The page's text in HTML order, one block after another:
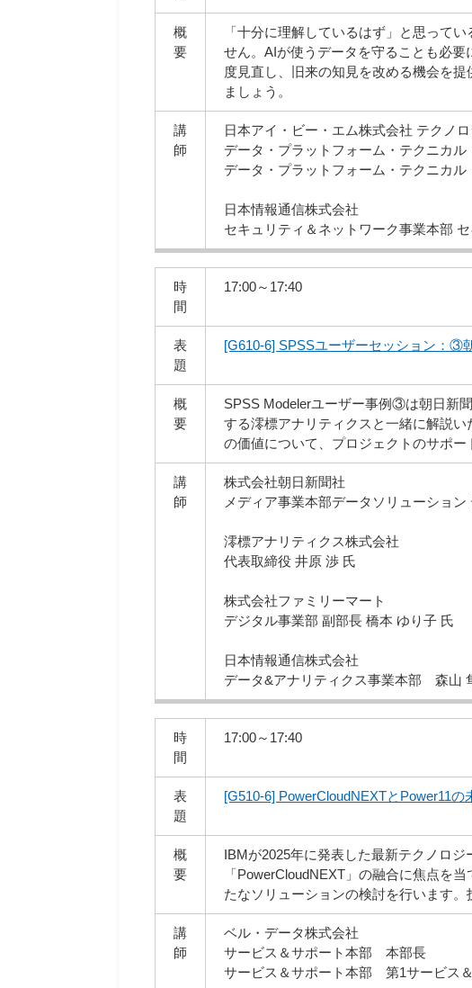
概
要
「十分に理解しているはず」と思って
せん。AIが使うデータを守ることも必
度見直し、旧来の知見を改める機会を
ましょう。
講
師
日本アイ・ビー・エム株式会社 テクノ
データ・プラットフォーム・テクニカ
データ・プラットフォーム・テクニカ
日本情報通信株式会社
セキュリティ＆ネットワーク事業本部
時
間
17:00～17:40
表
題
[G610-6] SPSSユーザーセッション：③
概
要
SPSS Modelerユーザー事例③は朝日新
する澪標アナリティクスと一緒に解説
の価値について、プロジェクトのサポ
講
師
株式会社朝日新聞社
メディア事業本部データソリューショ
澪標アナリティクス株式会社
代表取締役 井原 渉 氏
株式会社ファミリーマート
デジタル事業部 副部長 橋本 ゆり子 氏
日本情報通信株式会社
データ&アナリティクス事業本部 森山
時
間
17:00～17:40
表
題
[G510-6] PowerCloudNEXTとPower11の
概
要
IBMが2025年に発表した最新テクノロ
「PowerCloudNEXT」の融合に焦点を
たなソリューションの検討を行います
講
師
ベル・データ株式会社
サービス＆サポート本
サービス＆サポート本部 第1サービ